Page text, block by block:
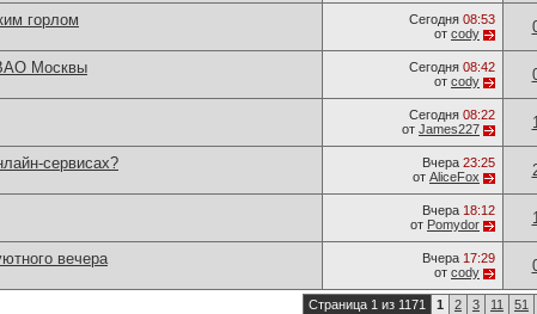
горлом Сегодня 08:53
от cody
Москвы Сегодня 08:42
от cody
Сегодня 08:22
от James227
сервисах? Вчера 23:25
от AliceFox
Вчера 18:12
от Pomydor
вечера Вчера 17:29
от cody
Страница 1 из 1171 1 2 3 11 51